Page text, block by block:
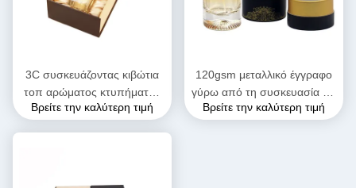
3C συσκευάζοντας κιβώτια
τοπ αρώματος κτυπήματος
με τη μαγνητική περάτωση
Βρείτε την καλύτερη τιμή
120gsm μεταλλικό έγγραφο
γύρω από τη συσκευασία για
τα προϊόντα αρώματος του
Βρείτε την καλύτερη τιμή